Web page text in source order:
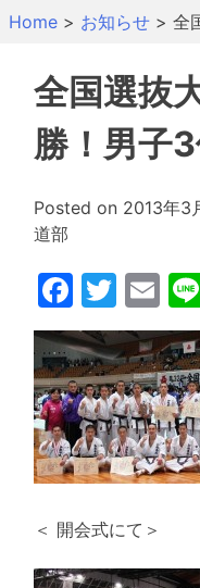
SkipHome > お知らせ > 全
全国選抜
勝！男子3
Posted on 2013年3
道部
＜ 開会式にて＞